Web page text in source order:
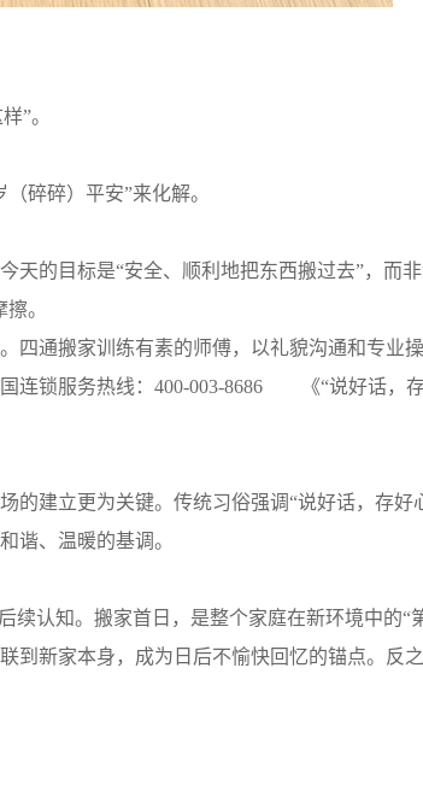
”。
碎碎）平安”来化解。
的目标是“安全、顺利地把东西搬过去”，而非
。
通搬家训练有素的师傅，以礼貌沟通和专业
连锁服务热线：400-003-8686 《“说好话，
建立更为关键。传统习俗强调“说好话，存好
谐、温暖的基调。
认知。搬家首日，是整个家庭在新环境中的“
到新家本身，成为日后不愉快回忆的锚点。反